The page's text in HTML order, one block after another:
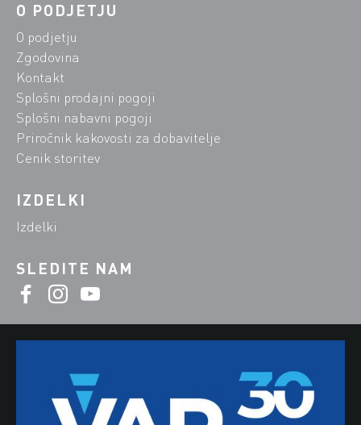
O PODJETJU
O podjetju
Zgodovina
Kontakt
Splošni prodajni pogoji
Splošni nabavni pogoji
Priročnik kakovosti za dobavitelje
Cenik storitev
IZDELKI
Izdelki
SLEDITE NAM